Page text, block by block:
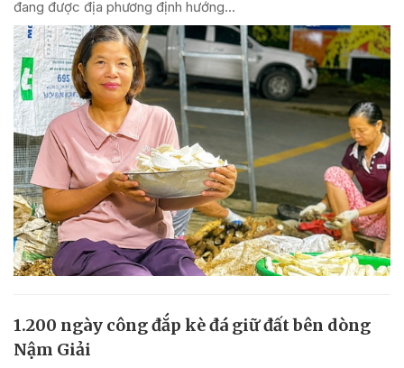
đang được địa phương định hướng...
1.200 ngày công đắp kè đá giữ đất bên dòng
Nậm Giải